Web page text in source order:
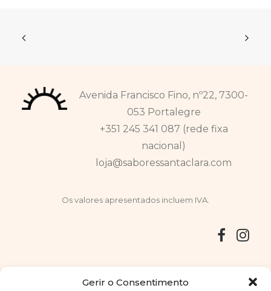
Gerir o Consentimento
Avenida Francisco Fino, nº22, 7300-
053 Portalegre
+351 245 341 087 (rede fixa
nacional)
loja@saboressantaclara.com
Os valores apresentados incluem IVA.